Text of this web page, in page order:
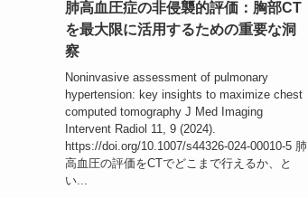
肺高血圧症の非侵襲的評価：胸部CT
を最大限に活用するための重要な洞
察
Noninvasive assessment of pulmonary
hypertension: key insights to maximize chest
computed tomography J Med Imaging
Intervent Radiol 11, 9 (2024).
https://doi.org/10.1007/s44326-024-00010-5 肺
高血圧の評価をCTでどこまで行えるか、と
い...